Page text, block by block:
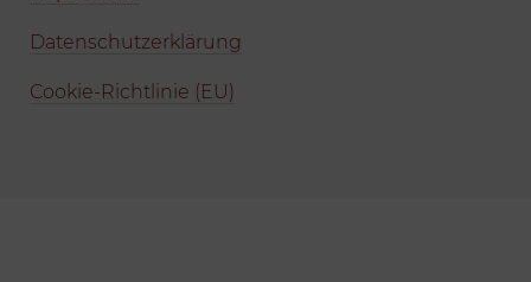
Datenschutzerklärung
Cookie-Richtlinie (EU)